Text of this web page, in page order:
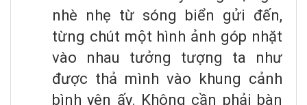
nhè nhẹ từ sóng biển gửi đến,
từng chút một hình ảnh góp nhặt
vào nhau tưởng tượng ta như
được thả mình vào khung cảnh
bình yên ấy. Không cần phải bàn